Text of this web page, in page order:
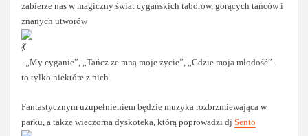
zabierze nas w magiczny świat cygańskich taborów, gorących tańców i
znanych utworów
. „My cyganie”, „Tańcz ze mną moje życie”, „Gdzie moja młodość” –
to tylko niektóre z nich.
Fantastycznym uzupełnieniem będzie muzyka rozbrzmiewająca w
parku, a także wieczorna dyskoteka, którą poprowadzi djSento